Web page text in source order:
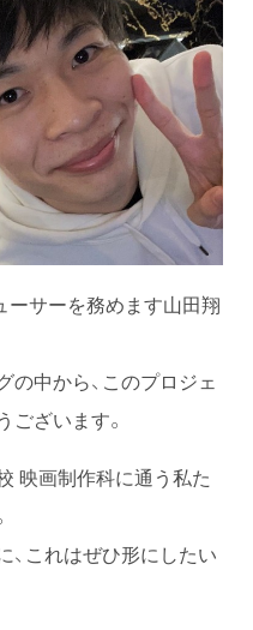
ーサーを務めます山田翔
中から、このプロジェ
ざいます。
映画制作科に通う私た
これはぜひ形にしたい